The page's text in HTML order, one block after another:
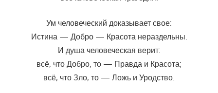
Ум человеческий доказывает свое:
Истина — Добро — Красота нераздельны.
И душа человеческая верит:
всё, что Добро, то — Правда и Красота;
всё, что Зло, то — Ложь и Уродство.